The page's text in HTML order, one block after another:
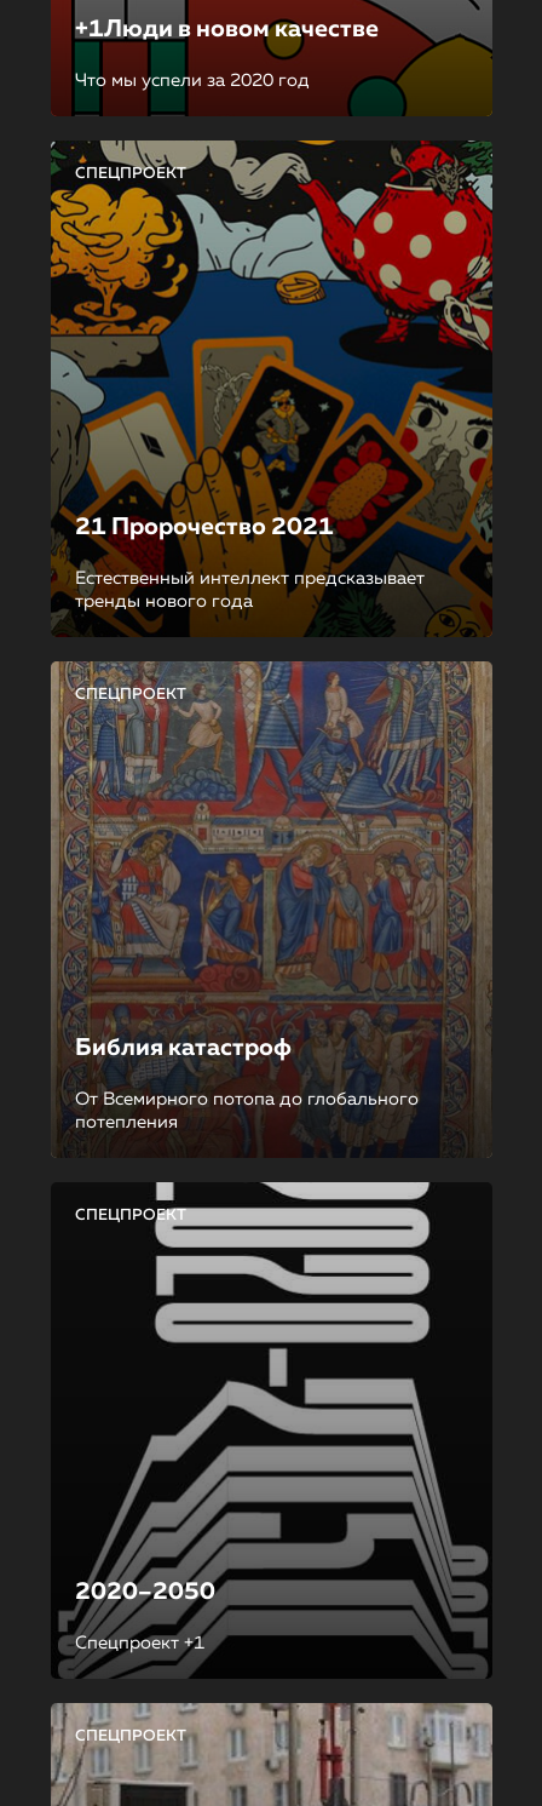
+1Люди в новом качестве
Что мы успели за 2020 год
СПЕЦПРОЕКТ
21 Пророчество 2021
Естественный интеллект предсказывает
тренды нового года
СПЕЦПРОЕКТ
Библия катастроф
От Всемирного потопа до глобального
потепления
СПЕЦПРОЕКТ
2020–2050
Спецпроект +1
СПЕЦПРОЕКТ